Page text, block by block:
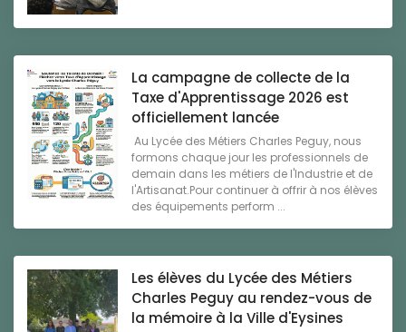
La campagne de collecte de la
Taxe d'Apprentissage 2026 est
officiellement lancée
Au Lycée des Métiers Charles Peguy, nous
formons chaque jour les professionnels de
demain dans les métiers de l'Industrie et de
l'Artisanat.Pour continuer à offrir à nos élèves
des équipements perform ...
Les élèves du Lycée des Métiers
Charles Peguy au rendez-vous de
la mémoire à la Ville d'Eysines